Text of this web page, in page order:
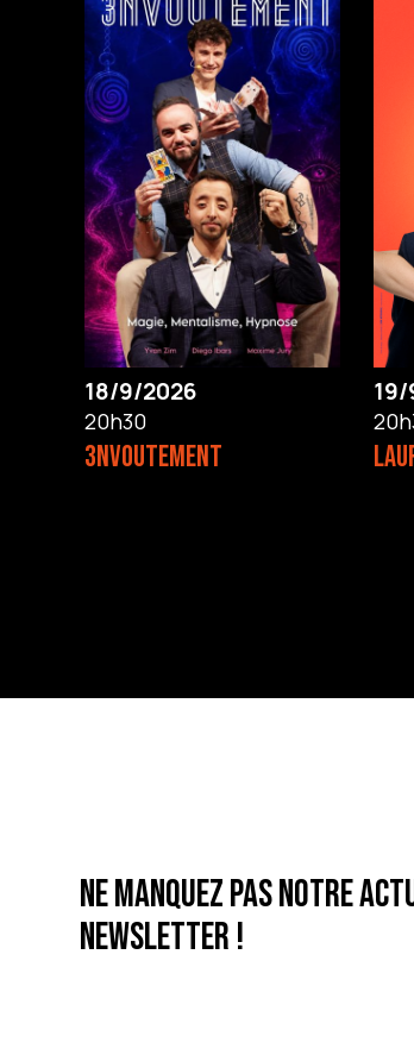
18/9/2026
20h30
3NVOUTEMENT
Ne manquez pas notre
newsletter !